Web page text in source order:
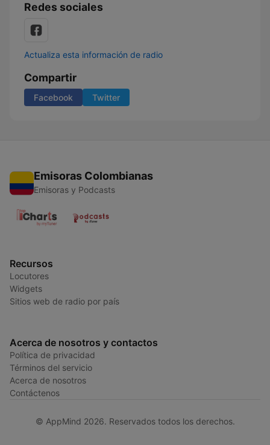
Redes sociales
Actualiza esta información de radio
Compartir
Facebook Twitter
Emisoras Colombianas
Emisoras y Podcasts
Recursos
Locutores
Widgets
Sitios web de radio por país
Acerca de nosotros y contactos
Política de privacidad
Términos del servicio
Acerca de nosotros
Contáctenos
© AppMind 2026. Reservados todos los derechos.